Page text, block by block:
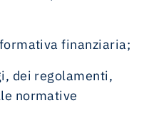
finanziaria;
dei regolamenti,
normative